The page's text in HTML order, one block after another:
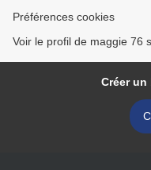
Préférences cookies
Voir le profil de maggie 76
Créer